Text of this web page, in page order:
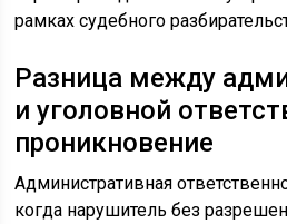
рамках судебного
Разница между
и уголовной
проникновение
Административная
когда нарушитель без